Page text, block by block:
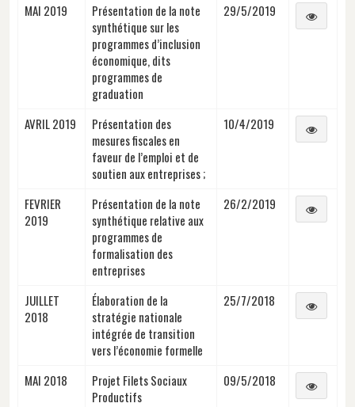
MAI 2019
Présentation de la note
synthétique sur les
programmes d’inclusion
économique, dits
programmes de
graduation
29/5/2019
AVRIL 2019
Présentation des
mesures fiscales en
faveur de l’emploi et de
soutien aux entreprises ;
10/4/2019
FEVRIER
2019
Présentation de la note
synthétique relative aux
programmes de
formalisation des
entreprises
26/2/2019
JUILLET
2018
Élaboration de la
stratégie nationale
intégrée de transition
vers l’économie formelle
25/7/2018
MAI 2018
Projet Filets Sociaux
Productifs
09/5/2018